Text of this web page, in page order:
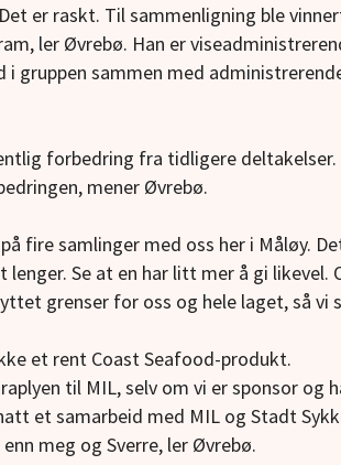
er raskt. Til sammenligning ble
ler Øvrebø. Han er
i gruppen sammen med
forbedring fra tidligere
mener Øvrebø.
fire samlinger med oss her i Måløy.
lenger. Se at en har litt mer å gi likevel.
grenser for oss og hele laget, så vi
et rent Coast Seafood-produkt.
til MIL, selv om vi er sponsor
et samarbeid med MIL og Stadt
meg og Sverre, ler Øvrebø.